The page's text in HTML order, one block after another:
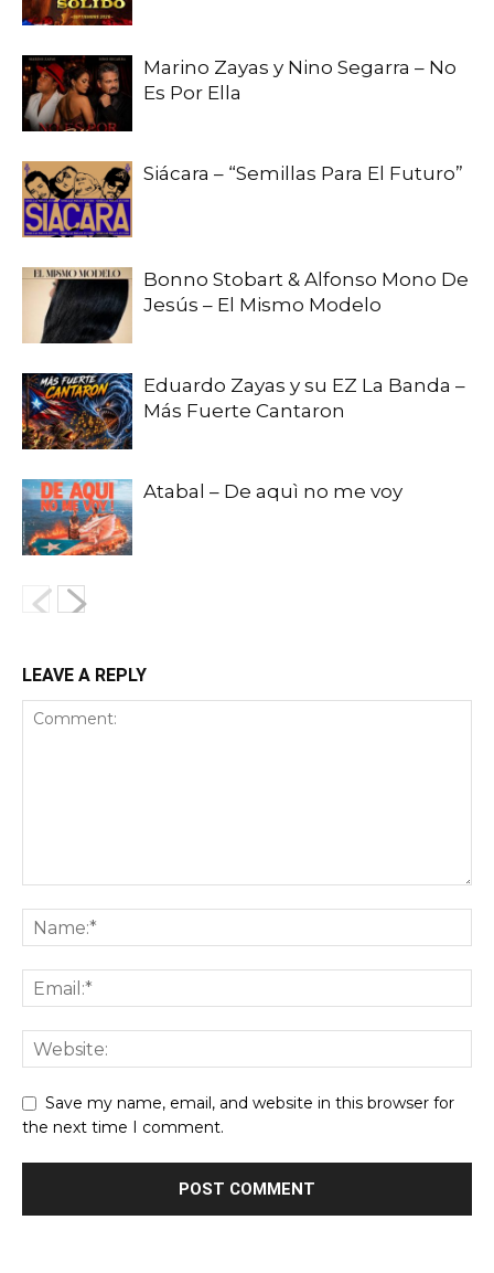
Marino Zayas y Nino Segarra – No
Es Por Ella
Siácara – “Semillas Para El Futuro”
Bonno Stobart & Alfonso Mono De
Jesús – El Mismo Modelo
Eduardo Zayas y su EZ La Banda –
Más Fuerte Cantaron
Atabal – De aquì no me voy
LEAVE A REPLY
Save my name, email, and website in this browser for
the next time I comment.